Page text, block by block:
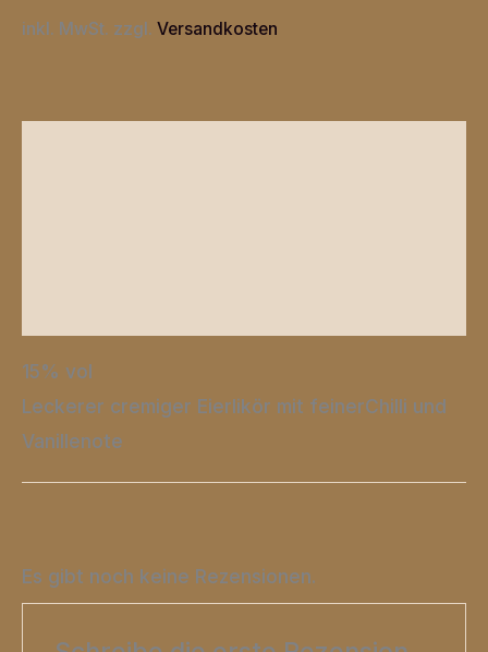
inkl. MwSt. zzgl. Versandkosten
15% vol
Leckerer cremiger Eierlikör mit feinerChilli und
Vanillenote
Es gibt noch keine Rezensionen.